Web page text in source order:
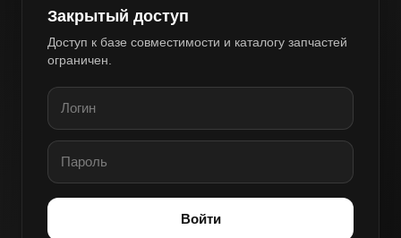
Закрытый доступ
Доступ к базе совместимости и каталогу запчастей
ограничен.
Войти